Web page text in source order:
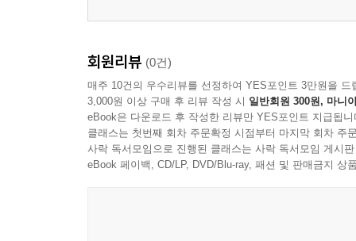
회원리뷰 (0건)
매주 10건의 우수리뷰를 선정하여 YES포인트 3만원을 드
3,000원 이상 구매 후 리뷰 작성 시 일반회원 300원, 마니
eBook은 다운로드 후 작성한 리뷰만 YES포인트 지급됩니
클래스는 첫번째 회차 주문확정 시점부터 마지막 회차 주
사락 독서모임으로 진행된 클래스는 사락 독서모임 게시
eBook 페이백, CD/LP, DVD/Blu-ray, 패션 및 판매금지 상